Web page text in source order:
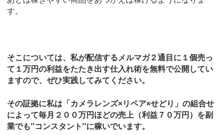
す。
そこについては、私が配信するメルマガ２通目に１個売っ
て１万円の利益をたたき出す仕入れ術を無料で公開してい
ますので、ぜひ実践してみてください。
その証拠に私は「カメラレンズ×リペア×せどり」の組合せ
によって毎月２００万円ほどの売上（利益７０万円）を副
業でも''コンスタント''に稼いでいます。